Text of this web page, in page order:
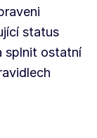
status
splnit ostatní